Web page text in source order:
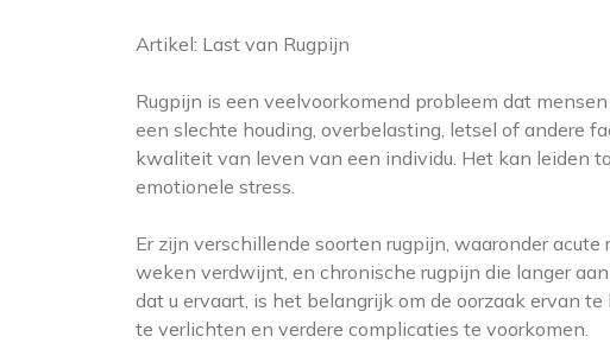
Artikel: Last van Rugpijn
Rugpijn is een veelvoorkomend probleem dat
een slechte houding, overbelasting, letsel of andere
kwaliteit van leven van een individu. Het kan leiden
emotionele stress.
Er zijn verschillende soorten rugpijn, waaronder
weken verdwijnt, en chronische rugpijn die langer
dat u ervaart, is het belangrijk om de oorzaak ervan
te verlichten en verdere complicaties te voorkomen.